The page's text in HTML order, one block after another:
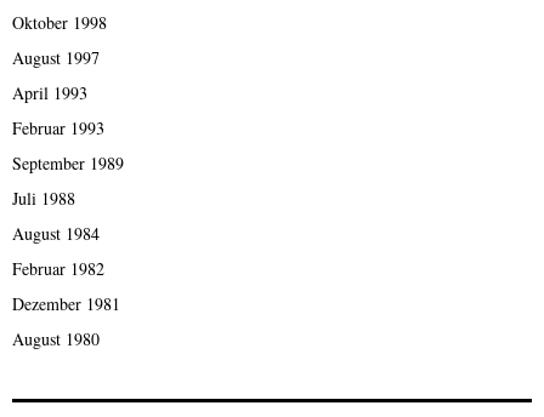
Oktober 1998
August 1997
April 1993
Februar 1993
September 1989
Juli 1988
August 1984
Februar 1982
Dezember 1981
August 1980